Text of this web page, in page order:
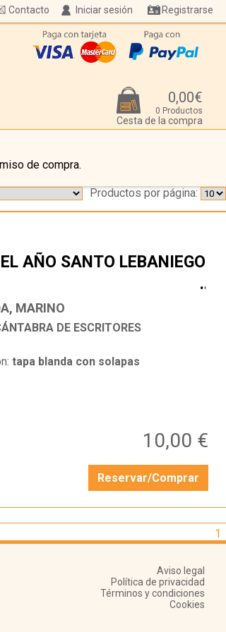
Iniciar sesión Registrarse
Contacto
0,00€
0 Productos
Cesta de la compra
de compra.
Productos por página:
AÑO SANTO LEBANIEGO
…
MARINO
DE ESCRITORES
tapa blanda con solapas
10,00 €
Reservar/Comprar
1
Aviso legal
Política de privacidad
Términos y condiciones
Cookies